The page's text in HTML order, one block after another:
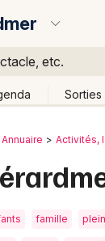
etc.
Sorties
Annuaire Activités,
famille
Changer de